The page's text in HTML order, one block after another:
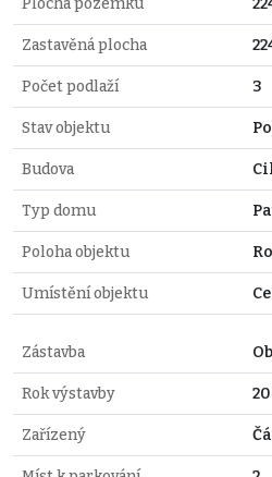
Zastavěná plocha
Počet podlaží 3
Stav objektu
Budova
Typ domu
Poloha objektu
Umístění objektu
Zástavba
Rok výstavby
Zařízený